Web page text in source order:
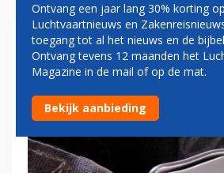
DAVID VAN VLIET:
STOELRIEMEN
Ontvang een jaar lang 30% korting
Luchtvaartnieuws en
toegang tot al het nieuws en de
Ontvang tevens 12 maanden het
Magazine in de mail of op de mat.
Bekijk aanbieding